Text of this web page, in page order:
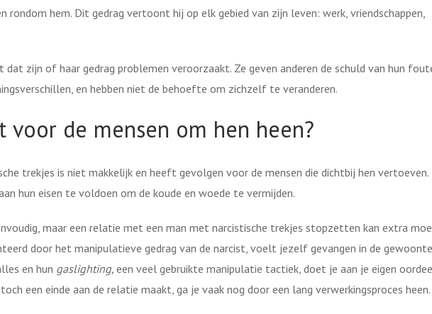
rondom hem. Dit gedrag vertoont hij op elk gebied van zijn leven: werk, vriendschappen,
zijn of haar gedrag problemen veroorzaakt. Ze geven anderen de schuld van hun
en hebben niet de behoefte om zichzelf te veranderen.
de mensen om hen heen?
trekjes is niet makkelijk en heeft gevolgen voor de mensen die dichtbij hen
hun eisen te voldoen om de koude en woede te vermijden.
maar een relatie met een man met narcistische trekjes stopzetten kan extra
door het manipulatieve gedrag van de narcist, voelt jezelf gevangen in de
en hun gaslighting, een veel gebruikte manipulatie tactiek, doet je aan je eigen
een einde aan de relatie maakt, ga je vaak nog door een lang verwerkingsproces heen.